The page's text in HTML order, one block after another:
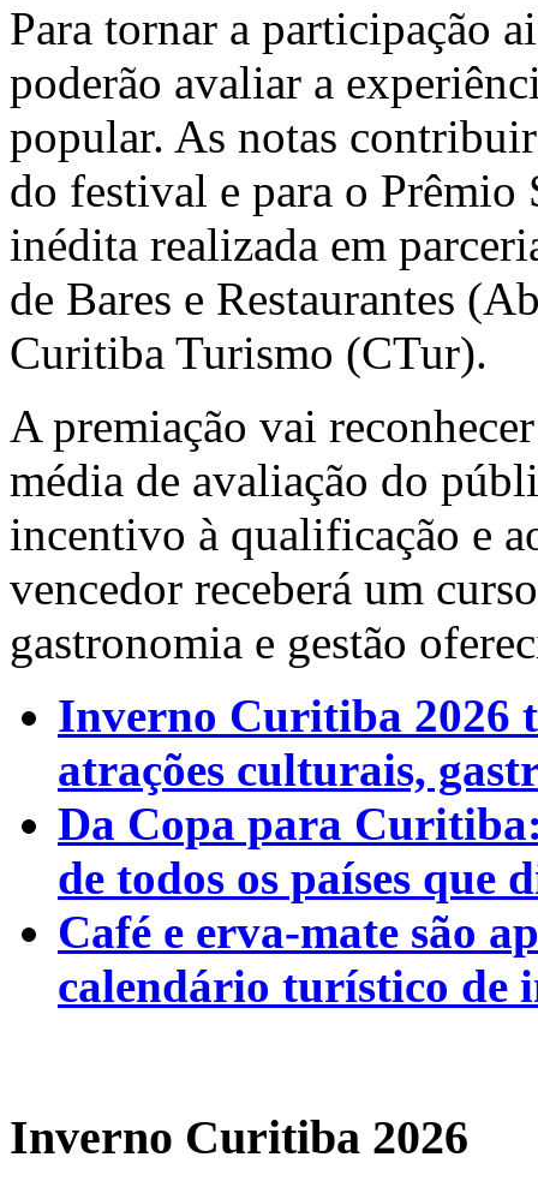
Para tornar a participação
poderão avaliar a
popular. As notas
do festival e para o
inédita realizada em
de Bares e Restaurantes
Curitiba Turismo (CTur).
A premiação vai
média de avaliação do
incentivo à qualificação e
vencedor receberá um
gastronomia e gestão
Inverno Curitiba 2026
atrações culturais,
Da Copa para
de todos os países que
Café e erva-mate são
calendário turístico de
Inverno Curitiba 2026